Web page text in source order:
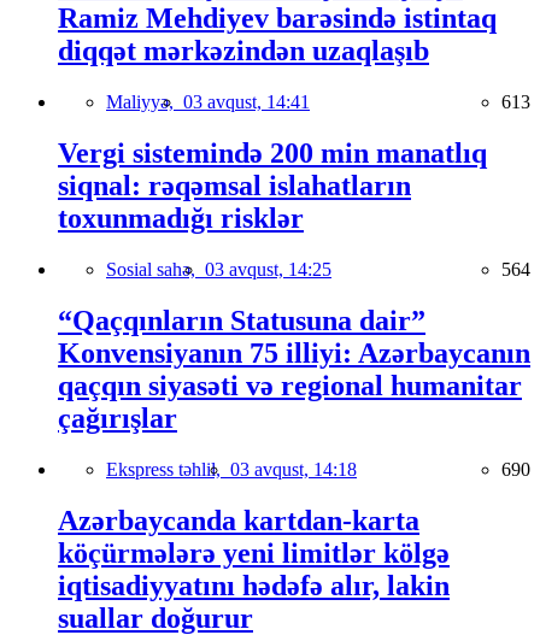
Ramiz Mehdiyev barəsində istintaq
diqqət mərkəzindən uzaqlaşıb
Maliyyə, 03 avqust, 14:41 613
Vergi sistemində 200 min manatlıq
siqnal: rəqəmsal islahatların
toxunmadığı risklər
Sosial sahə, 03 avqust, 14:25 564
“Qaçqınların Statusuna dair”
Konvensiyanın 75 illiyi: Azərbaycanın
qaçqın siyasəti və regional humanitar
çağırışlar
Ekspress təhlil, 03 avqust, 14:18 690
Azərbaycanda kartdan-karta
köçürmələrə yeni limitlər kölgə
iqtisadiyyatını hədəfə alır, lakin
suallar doğurur